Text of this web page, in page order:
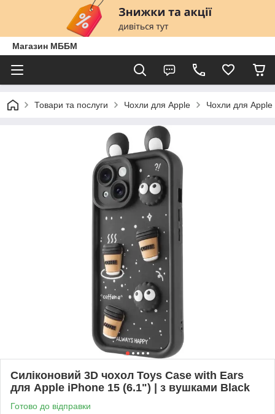
Магазин МББМ
Товари та послуги Чохли для Apple Чохли для Apple
Силіконовий 3D чохол Toys Case with Ears
для Apple iPhone 15 (6.1") | з вушками Black
Готово до відправки